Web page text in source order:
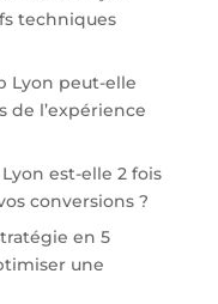
techniques
Lyon peut-elle
de l’expérience
est-elle 2 fois
conversions ?
en 5
une